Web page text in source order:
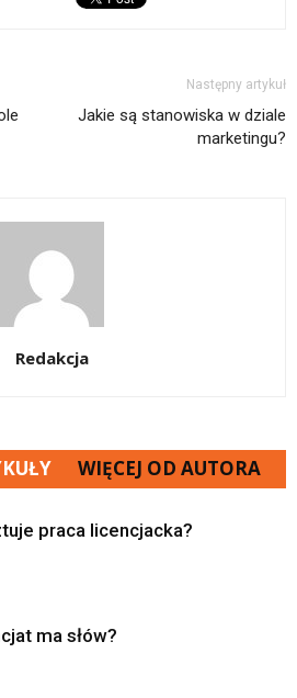
Następny artykuł
Jakie są stanowiska w dziale
marketingu?
Redakcja
WIĘCEJ OD AUTORA
praca licencjacka?
ma słów?